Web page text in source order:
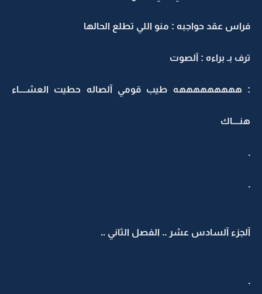
فراس عقد حواجبه : منو اللي تطلع الحالها
ترف بـ براءه : آلصوت
: هههههههههه طيب قومي آلصاله حطيت العشــــاء
هنــــاك
.
.
آلجزء آلسادس عشر .. الفصل الثاني ..
.